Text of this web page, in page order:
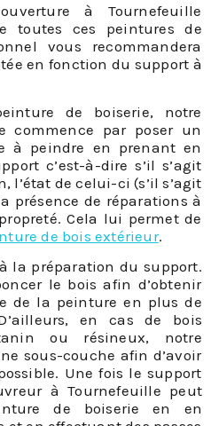
à Tournefeuille
toutes ces peintures de
vous recommandera
en fonction du support à
de boiserie, notre
commence par poser un
à peindre en prenant en
c’est-à-dire s’il s’agit
l’état de celui-ci (s’il s’agit
présence de réparations à
Cela lui permet de
de bois extérieur.
la préparation du support.
le bois afin d’obtenir
de la peinture en plus de
en cas de bois
ou résineux, notre
sous-couche afin d’avoir
Une fois le support
à Tournefeuille peut
de boiserie en en